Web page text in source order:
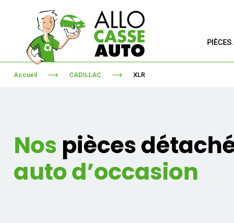
Accueil CADILLAC XLR
Nos pièces
auto d’occasion